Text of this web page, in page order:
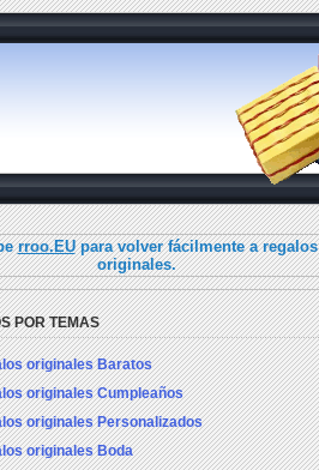
rroo.EUpara volver fácilmente a regalos
originales.
POR TEMAS
originales Baratos
originales Cumpleaños
originales Personalizados
originales Boda